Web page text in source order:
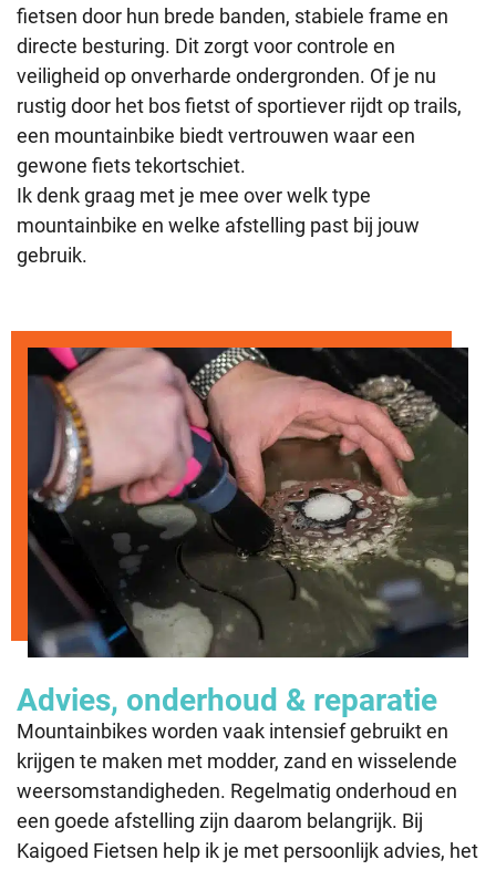
fietsen door hun brede banden, stabiele frame en
directe besturing. Dit zorgt voor controle en
veiligheid op onverharde ondergronden. Of je nu
rustig door het bos fietst of sportiever rijdt op trails,
een mountainbike biedt vertrouwen waar een
gewone fiets tekortschiet.
Ik denk graag met je mee over welk type
mountainbike en welke afstelling past bij jouw
gebruik.
Advies, onderhoud & reparatie
Mountainbikes worden vaak intensief gebruikt en
krijgen te maken met modder, zand en wisselende
weersomstandigheden. Regelmatig onderhoud en
een goede afstelling zijn daarom belangrijk. Bij
Kaigoed Fietsen help ik je met persoonlijk advies, het